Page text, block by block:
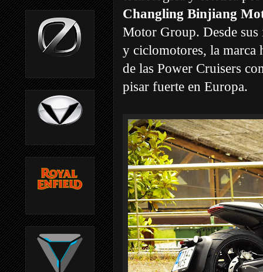
Changling Binjiang
Motor Group. Desde
y ciclomotores, la marca
de las Power Cruisers
pisar fuerte en Europa.